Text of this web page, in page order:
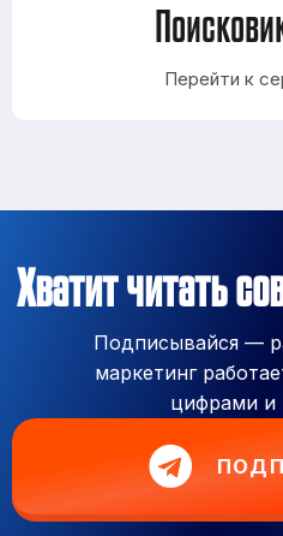
Перейти к
Хватит читать
Подписывайся —
маркетинг
цифрами и